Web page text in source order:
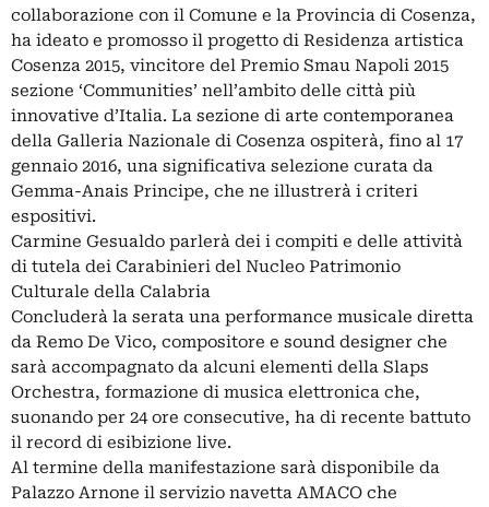
collaborazione con il Comune e la Provincia di Cosenza,
ha ideato e promosso il progetto di Residenza artistica
Cosenza 2015, vincitore del Premio Smau Napoli 2015
sezione ‘Communities’ nell’ambito delle città più
innovative d’Italia. La sezione di arte contemporanea
della Galleria Nazionale di Cosenza ospiterà, fino al 17
gennaio 2016, una significativa selezione curata da
Gemma-Anais Principe, che ne illustrerà i criteri
espositivi.
Carmine Gesualdo parlerà dei i compiti e delle attività
di tutela dei Carabinieri del Nucleo Patrimonio
Culturale della Calabria
Concluderà la serata una performance musicale diretta
da Remo De Vico, compositore e sound designer che
sarà accompagnato da alcuni elementi della Slaps
Orchestra, formazione di musica elettronica che,
suonando per 24 ore consecutive, ha di recente battuto
il record di esibizione live.
Al termine della manifestazione sarà disponibile da
Palazzo Arnone il servizio navetta AMACO che